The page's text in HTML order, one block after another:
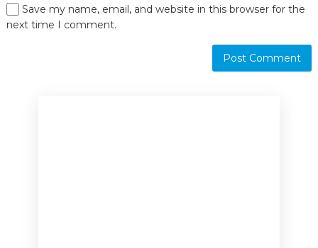
Save my name, email, and website in this browser for the
next time I comment.